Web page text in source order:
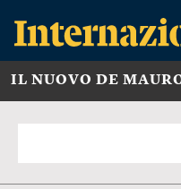
IL NUOVO DE